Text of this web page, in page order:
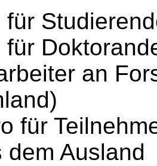
für
für
an
für
dem Ausland